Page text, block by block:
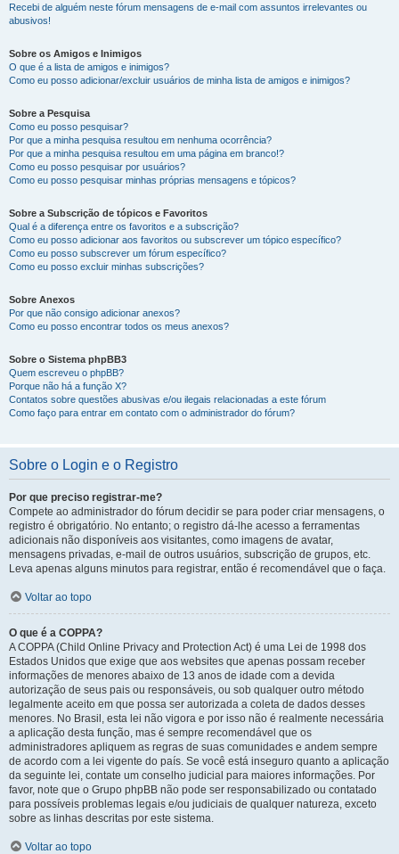
Recebi de alguém neste fórum mensagens de e-mail com assuntos irrelevantes ou
abusivos!
Sobre os Amigos e Inimigos
O que é a lista de amigos e inimigos?
Como eu posso adicionar/excluir usuários de minha lista de amigos e inimigos?
Sobre a Pesquisa
Como eu posso pesquisar?
Por que a minha pesquisa resultou em nenhuma ocorrência?
Por que a minha pesquisa resultou em uma página em branco!?
Como eu posso pesquisar por usuários?
Como eu posso pesquisar minhas próprias mensagens e tópicos?
Sobre a Subscrição de tópicos e Favoritos
Qual é a diferença entre os favoritos e a subscrição?
Como eu posso adicionar aos favoritos ou subscrever um tópico específico?
Como eu posso subscrever um fórum específico?
Como eu posso excluir minhas subscrições?
Sobre Anexos
Por que não consigo adicionar anexos?
Como eu posso encontrar todos os meus anexos?
Sobre o Sistema phpBB3
Quem escreveu o phpBB?
Porque não há a função X?
Contatos sobre questões abusivas e/ou ilegais relacionadas a este fórum
Como faço para entrar em contato com o administrador do fórum?
Sobre o Login e o Registro
Por que preciso registrar-me?
Compete ao administrador do fórum decidir se para poder criar mensagens, o
registro é obrigatório. No entanto; o registro dá-lhe acesso a ferramentas
adicionais não disponíveis aos visitantes, como imagens de avatar,
mensagens privadas, e-mail de outros usuários, subscrição de grupos, etc.
Leva apenas alguns minutos para registrar, então é recomendável que o faça.
Voltar ao topo
O que é a COPPA?
A COPPA (Child Online Privacy and Protection Act) é uma Lei de 1998 dos
Estados Unidos que exige que aos websites que apenas possam receber
informações de menores abaixo de 13 anos de idade com a devida
autorização de seus pais ou responsáveis, ou sob qualquer outro método
legalmente aceito em que possa ser autorizada a coleta de dados desses
menores. No Brasil, esta lei não vigora e por isso não é realmente necessária
a aplicação desta função, mas é sempre recomendável que os
administradores apliquem as regras de suas comunidades e andem sempre
de acordo com a lei vigente do país. Se você está inseguro quanto a aplicação
da seguinte lei, contate um conselho judicial para maiores informações. Por
favor, note que o Grupo phpBB não pode ser responsabilizado ou contatado
para possíveis problemas legais e/ou judiciais de qualquer natureza, exceto
sobre as linhas descritas por este sistema.
Voltar ao topo